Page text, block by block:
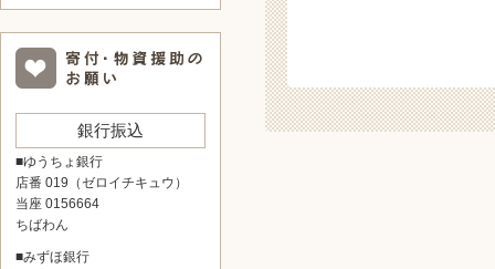
銀行振込
■ゆうちょ銀行
店番 019（ゼロイチキュウ）
当座 0156664
ちばわん
■みずほ銀行